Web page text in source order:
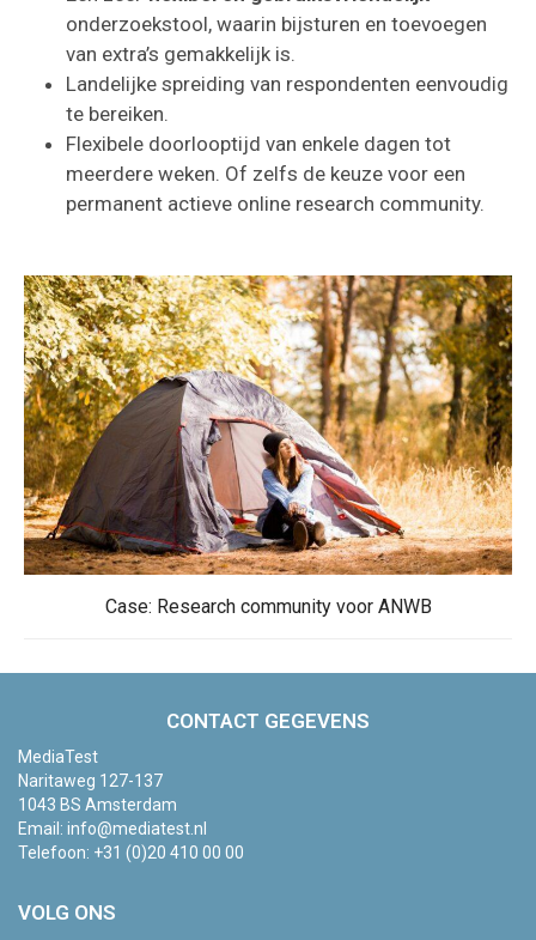
onderzoekstool, waarin bijsturen en toevoegen
van extra’s gemakkelijk is.
Landelijke spreiding van respondenten eenvoudig
te bereiken.
Flexibele doorlooptijd van enkele dagen tot
meerdere weken. Of zelfs de keuze voor een
permanent actieve online research community.
Case: Research community voor ANWB
CONTACT GEGEVENS
MediaTest
Naritaweg 127-137
1043 BS Amsterdam
Email: info@mediatest.nl
Telefoon: +31 (0)20 410 00 00
VOLG ONS